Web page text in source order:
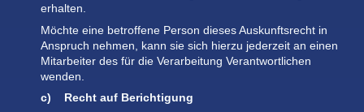
erhalten.
Möchte eine betroffene Person dieses Auskunftsrecht in
Anspruch nehmen, kann sie sich hierzu jederzeit an einen
Mitarbeiter des für die Verarbeitung Verantwortlichen
wenden.
c) Recht auf Berichtigung